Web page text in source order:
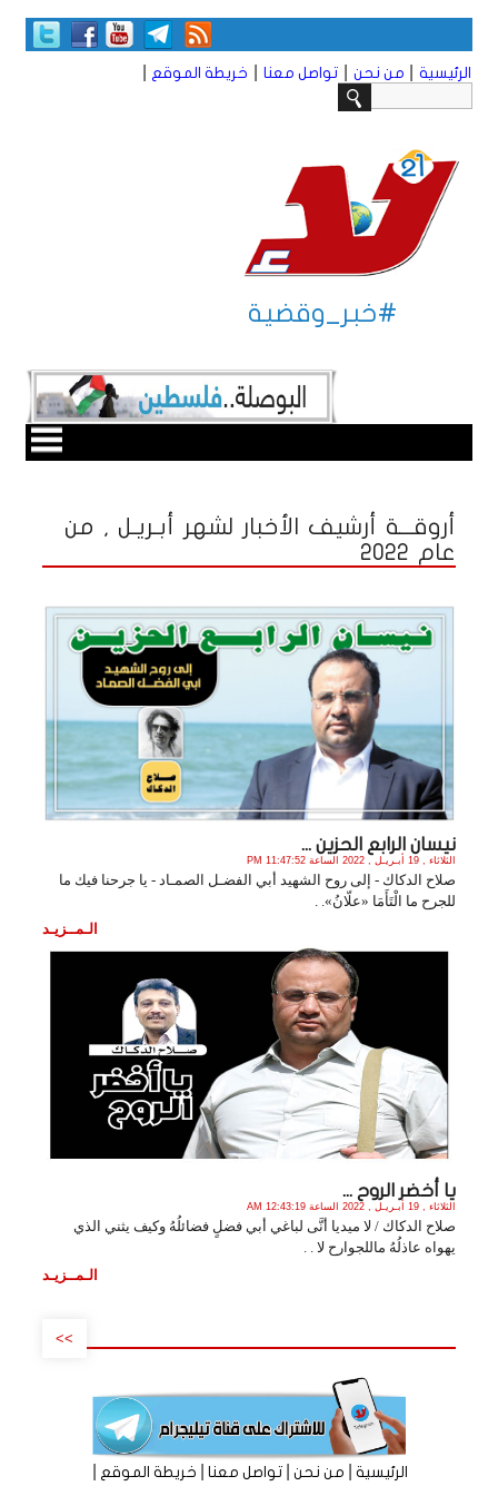
الرئيسية من نحن تواصل معنا خريطة الموقع
#خبر_وقضية
أروقـــة أرشيف الأخبار لشهر أبـريـل , من
عام 2022
نيسان الرابع الحزين ...
الثلاثاء , 19 أبـريـل , 2022 الساعة 11:47:52 PM
صلاح الدكاك - إلى روح الشهيد أبي الفضـل الصمـاد - يا جرحنا فيك ما
للجرح ما الْتَأَمَا «علّانُ». .
الـمــزيـد
يا أخضر الروح ...
الثلاثاء , 19 أبـريـل , 2022 الساعة 12:43:19 AM
صلاح الدكاك / لا ميديا أنَّى لباغي أبي فضلٍ فضائلُهُ وكيف يثني الذي
يهواه عاذلُهُ ماللجوارح لا . .
الـمــزيـد
>>
الرئيسية|من نحن|تواصل معنا|خريطة الموقع